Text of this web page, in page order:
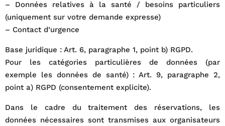
– Données relatives à la santé / besoins particuliers
(uniquement sur votre demande expresse)
– Contact d’urgence
Base juridique : Art. 6, paragraphe 1, point b) RGPD.
Pour les catégories particulières de données (par
exemple les données de santé) : Art. 9, paragraphe 2,
point a) RGPD (consentement explicite).
Dans le cadre du traitement des réservations, les
données nécessaires sont transmises aux organisateurs